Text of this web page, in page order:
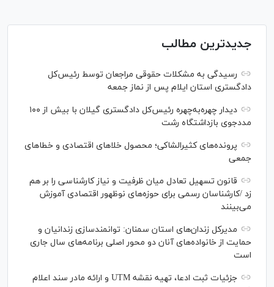
جدیدترین مطالب
رسیدگی به مشکلات حقوقی مراجعان توسط رئیس‌کل
دادگستری استان ایلام پس از نماز جمعه
دیدار چهره‌به‌چهره رئیس‌کل دادگستری گیلان با بیش از ۱۰۰
مددجوی بازداشتگاه رشت
پرونده‌های کثیرالشاکی؛ محصول خلا‌های اقتصادی و خطا‌های
جمعی
قانون تسهیل تعادل میان ظرفیت و نیاز کارشناسی را بر هم
زد /کارشناسان رسمی برای حوزه‌های نوظهور اقتصادی آموزش
می‌بینند
مدیرکل زندان‌های استان سمنان: توانمندسازی زندانیان و
حمایت از خانواده‌های آنان دو محور اصلی برنامه‌های سال جاری
است
جزئیات ثبت ادعا، تهیه نقشه UTM و ارائه مادر سند اعلام